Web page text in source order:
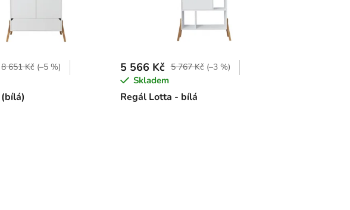
8 651 Kč (–5 %)
Regál Lotta - bílá
5 566 Kč 5 767 Kč (–3 %)
Skladem